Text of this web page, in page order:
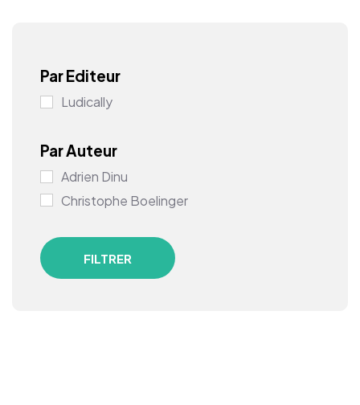
Par Editeur
Ludically
Par Auteur
Adrien Dinu
Christophe Boelinger
FILTRER